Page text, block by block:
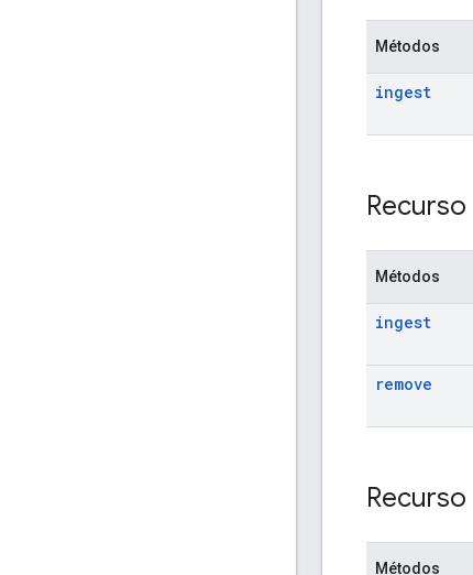
Métodos
ingest
Recurso
Métodos
ingest
remove
Recurso
Métodos